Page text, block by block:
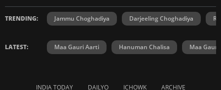
TRENDING: Jammu Choghadiya Darjeeling Choghadiya
LATEST: Maa Gauri Aarti Hanuman Chalisa Maa Gauri
INDIA TODAY DAILYO ICHOWK ARCHIVE